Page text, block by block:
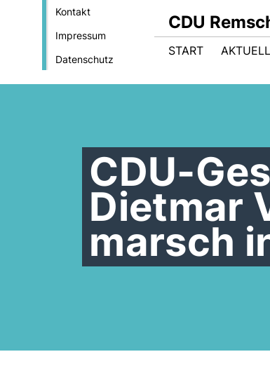
Kontakt
Impressum
Datenschutz
CDU
START
CDU-
Dietmar
marsch